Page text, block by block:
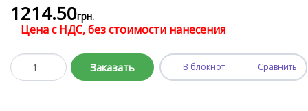
1214.50грн.
Цена с НДС, без стоимости нанесения
Заказать В блокнот Сравнить